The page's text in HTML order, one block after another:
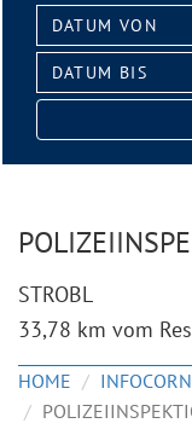
Datum
von:
Datum
bis:
STROBL
33,78 km vom
HOME